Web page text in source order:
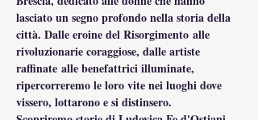
lasciato un segno profondo nella storia della
città. Dalle eroine del Risorgimento alle
rivoluzionarie coraggiose, dalle artiste
raffinate alle benefattrici illuminate,
ripercorreremo le loro vite nei luoghi dove
vissero, lottarono e si distinsero.